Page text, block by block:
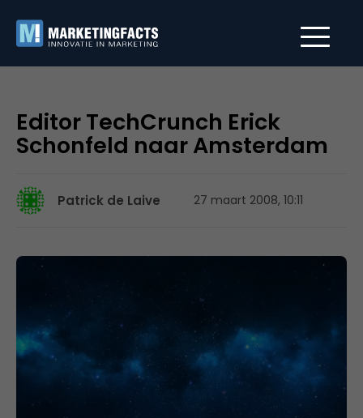
Editor TechCrunch Erick
Schonfeld naar Amsterdam
Patrick de Laive 27 maart 2008, 10:11